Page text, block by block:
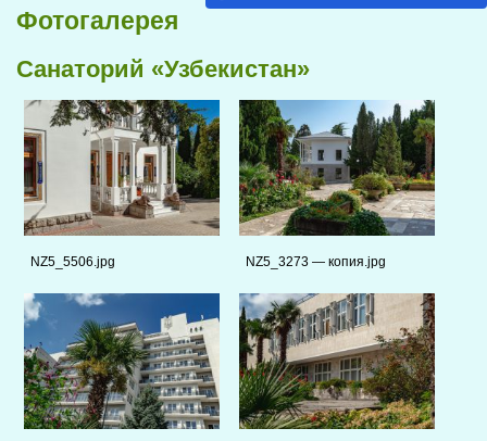
Фотогалерея
Санаторий «Узбекистан»
NZ5_5506.jpg NZ5_3273 — копия.jpg